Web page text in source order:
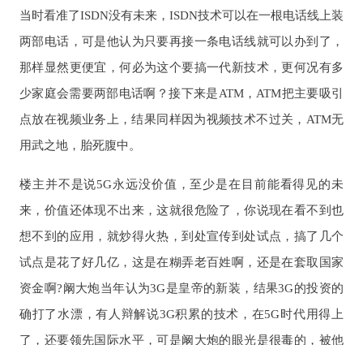
当时看准了ISDN没有未来，ISDN技术可以在一根电话线上装
两部电话，可是他认为只要再接一条电话线就可以办到了，
那样显然更便宜，何必为这个要搞一代新技术，更何况有多
少家庭会需要两部电话啊？接下来是ATM，ATM把主要吸引
点放在视频业务上，结果同样因为视频技术不过关，ATM无
用武之地，胎死腹中。
楼主并不是说5G永远没价值，至少是在目前能看得见的未
来，价值还体现不出来，这就很危险了，你说现在看不到也
想不到的应用，就炒得火热，到处宣传到处试点，搞了几个
试点是花了好几亿，这是在糊弄老百姓啊，还是在套取国家
资金啊?阚大炮当年认为3G是皇帝的新装，结果3G的投资的
确打了水漂，有人辩解说3G积累的技术，在5G时代用得上
了，还要领先国际水平，可是阚大炮的眼光是很毒的，被他